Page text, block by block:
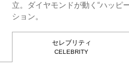
立。ダイヤモンドが動く“ハッピ
ション。
セレブリティ
CELEBRITY